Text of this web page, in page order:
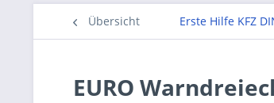
Übersicht Erste Hilfe KFZ
EURO